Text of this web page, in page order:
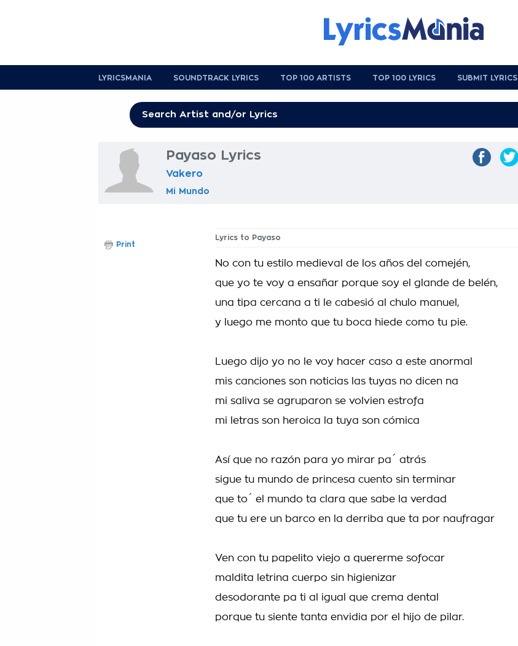
LYRICSMANIA SOUNDTRACK LYRICS TOP 100 ARTISTS TOP 100 LYRICS SUBMIT LYRICS
Payaso Lyrics
Vakero
Mi Mundo
Lyrics to Payaso
No con tu estilo medieval de los años del comején,
que yo te voy a ensañar porque soy el glande de belén,
una tipa cercana a ti le cabesió al chulo manuel,
y luego me monto que tu boca hiede como tu pie.
Luego dijo yo no le voy hacer caso a este anormal
mis canciones son noticias las tuyas no dicen na
mi saliva se agruparon se volvien estrofa
mi letras son heroica la tuya son cómica
Así que no razón para yo mirar pa´ atrás
sigue tu mundo de princesa cuento sin terminar
que to´ el mundo ta clara que sabe la verdad
que tu ere un barco en la derriba que ta por naufragar
Ven con tu papelito viejo a quererme sofocar
maldita letrina cuerpo sin higienizar
desodorante pa ti al igual que crema dental
porque tu siente tanta envidia por el hijo de pilar.
Print